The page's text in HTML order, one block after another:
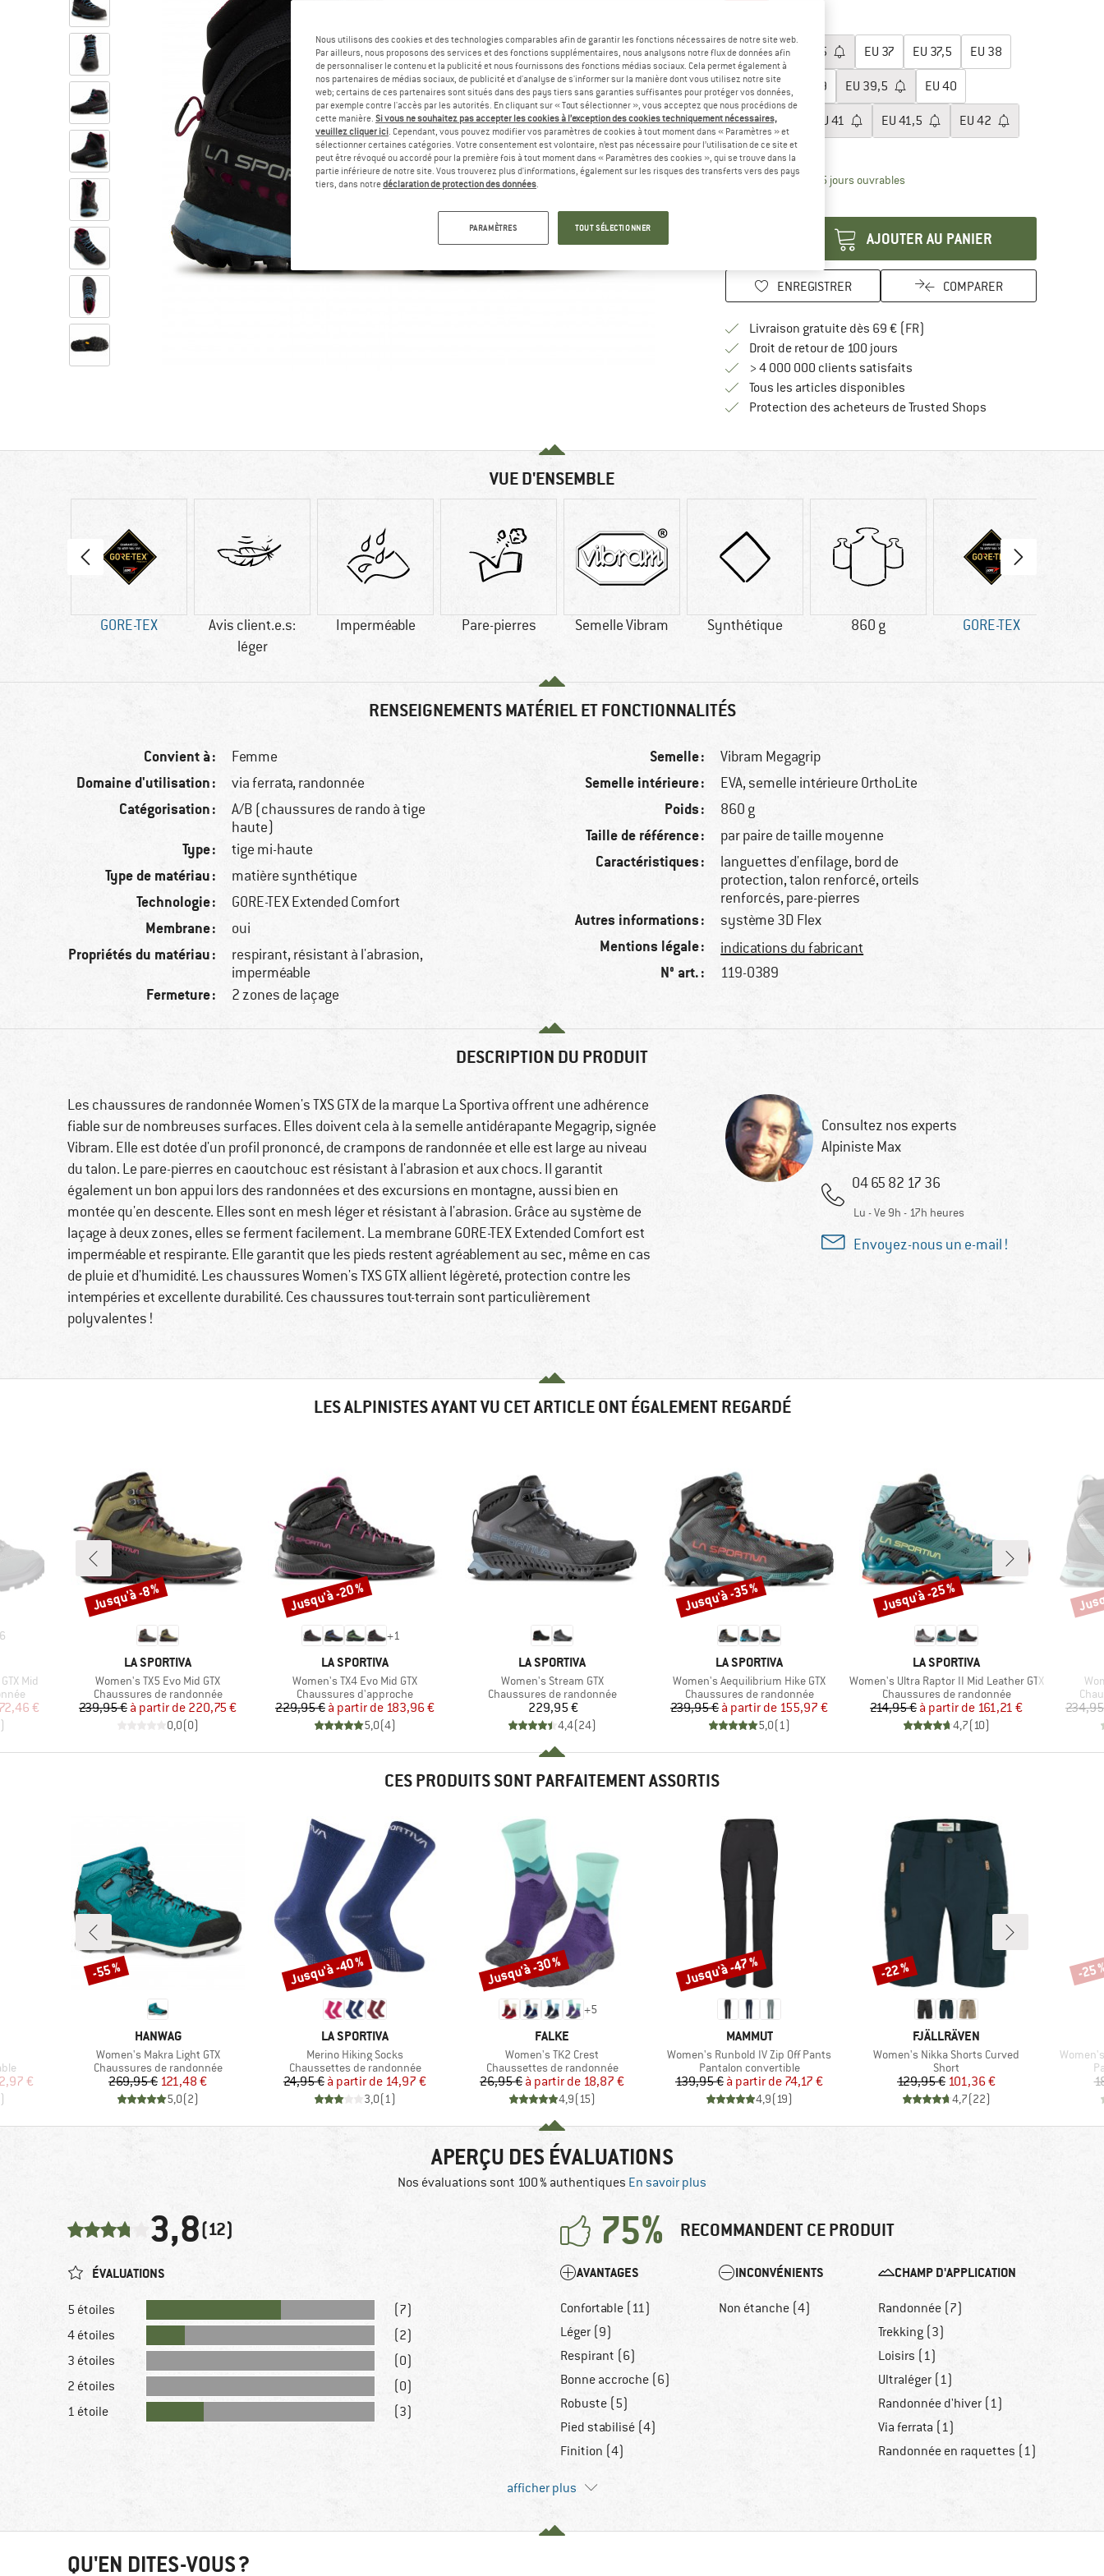
EU36 EU 36,5 EU 37 EU 37,5 EU 38
EU38,5 39 EU 39,5 EU 40
EU40,5 EU 41 EU 41,5 EU 42
Guide des tailles
Délai de livraison: 3-5 jours ouvrablesLe lien s'ouvre dans une boîte
AJOUTER AU PANIER
ENREGISTRER COMPARER
Livraison gratuite dès 69 € (FR)
Droit de retour de 100 joursTrouve les informations de
> 4 000 000 clients satisfaits
Tous les articles disponibles
Protection des acheteurs de Trusted ShopsTrouve toutes les
VUE D'ENSEMBLE
GORE-TEX
Avis client.e.s:
léger
Imperméable Pare-pierres Semelle Vibram Synthétique 860 g GORE-TEX
RENSEIGNEMENTS MATÉRIEL ET FONCTIONNALITÉS
Convient à : Femme
Domaine d'utilisation : via ferrata, randonnée
Catégorisation :
A/B (chaussures de rando à tige
haute)
Type : tige mi-haute
Type de matériau : matière synthétique
Technologie : GORE-TEX Extended Comfort
Membrane : oui
Propriétés du matériau :
respirant, résistant à l'abrasion,
imperméable
Fermeture : 2 zones de laçage
Semelle : Vibram Megagrip
Semelle intérieure : EVA, semelle intérieure OrthoLite
Poids : 860 g
Taille de référence : par paire de taille moyenne
Caractéristiques :
languettes d'enfilage, bord de
protection, talon renforcé, orteils
renforcés, pare-pierres
Autres informations : système 3D Flex
Mentions légale : indications du fabricant
N° art. : 119-0389
DESCRIPTION DU PRODUIT
Les chaussures de randonnée Women's TXS GTX de la marque La Sportiva offrent une adhérence
fiable sur de nombreuses surfaces. Elles doivent cela à la semelle antidérapante Megagrip, signée
Vibram. Elle est dotée d'un profil prononcé, de crampons de randonnée et elle est large au niveau
du talon. Le pare-pierres en caoutchouc est résistant à l'abrasion et aux chocs. Il garantit
également un bon appui lors des randonnées et des excursions en montagne, aussi bien en
montée qu'en descente. Elles sont en mesh léger et résistant à l'abrasion. Grâce au système de
laçage à deux zones, elles se ferment facilement. La membrane GORE-TEX Extended Comfort est
imperméable et respirante. Elle garantit que les pieds restent agréablement au sec, même en cas
de pluie et d'humidité. Les chaussures Women's TXS GTX allient légèreté, protection contre les
intempéries et excellente durabilité. Ces chaussures tout-terrain sont particulièrement
polyvalentes !
Consultez nos experts
Alpiniste Max
04 65 82 17 36
Lu - Ve 9h - 17h heures
Envoyez-nous un e-mail !
LES ALPINISTES AYANT VU CET ARTICLE ONT ÉGALEMENT REGARDÉ
6
Mid
€
)
MARQUE
LA SPORTIVA
Article
Women's TX5 Evo Mid GTX
Product group
Chaussures de randonnée
Prix
239,95 € Prix réduit
à partir de 220,75 €
0,0(0)
Remise
Jusqu'à -8 %
+1
MARQUE
LA SPORTIVA
Article
Women's TX4 Evo Mid GTX
Product group
Chaussures d'approche
Prix
229,95 € Prix réduit
à partir de 183,96 €
5,0(4)
Remise
Jusqu'à -20 %
MARQUE
LA SPORTIVA
Article
Women's Stream GTX
Product group
Chaussures de randonnée
Prix
229,95 €
4,4(24)
MARQUE
LA SPORTIVA
Article
Women's Aequilibrium Hike GTX
Product group
Chaussures de randonnée
Prix
239,95 € Prix réduit
à partir de 155,97 €
5,0(1)
Remise
Jusqu'à -35 %
MARQUE
LA SPORTIVA
Article
Women's Ultra Raptor II Mid Leather GTX
Product group
Chaussures de randonnée
Prix
214,95 € Prix réduit
à partir de 161,21 €
4,7(10)
Remise
Jusqu'à -25 %
CES PRODUITS SONT PARFAITEMENT ASSORTIS
€
)
MARQUE
HANWAG
Article
Women's Makra Light GTX
Product group
Chaussures de randonnée
Prix
269,95 €Prix réduit
121,48 €
5,0(2)
Remise
-55 %
MARQUE
LA SPORTIVA
Article
Merino Hiking Socks
Product group
Chaussettes de randonnée
Prix
24,95 € Prix réduit
à partir de 14,97 €
3,0(1)
Remise
Jusqu'à -40 %
+5
MARQUE
FALKE
Article
Women's TK2 Crest
Product group
Chaussettes de randonnée
Prix
26,95 € Prix réduit
à partir de 18,87 €
4,9(15)
Remise
Jusqu'à -30 %
MARQUE
MAMMUT
Article
Women's Runbold IV Zip Off Pants
Product group
Pantalon convertible
Prix
139,95 € Prix réduit
à partir de 74,17 €
4,9(19)
Remise
Jusqu'à -47 %
MARQUE
FJÄLLRÄVEN
Article
Women's Nikka Shorts Curved
Product group
Short
Prix
129,95 €Prix réduit
101,36 €
4,7(22)
Remise
-22 %
Article
-25
APERÇU DES ÉVALUATIONS
Nos évaluations sont 100 % authentiques En savoir plus
3,8(12) 75% RECOMMANDENT CE PRODUIT
ÉVALUATIONS
5 étoiles
(7)
4 étoiles
(2)
3 étoiles
(0)
2 étoiles
(0)
1 étoile
(3)
AVANTAGES
Confortable (11)
Léger (9)
Respirant (6)
Bonne accroche (6)
Robuste (5)
Pied stabilisé (4)
Finition (4)
INCONVÉNIENTS
Non étanche (4)
CHAMP D'APPLICATION
Randonnée (7)
Trekking (3)
Loisirs (1)
Ultraléger (1)
Randonnée d'hiver (1)
Via ferrata (1)
Randonnée en raquettes (1)
afficher plus
QU'EN DITES-VOUS ?
Nous utilisons des cookies et des technologies comparables afin de garantir les fonctions nécessaires de notre site web.
Par ailleurs, nous proposons des services et des fonctions supplémentaires, nous analysons notre flux de données afin
de personnaliser le contenu et la publicité et nous fournissons des fonctions médias sociaux. Cela permet également à
nos partenaires de médias sociaux, de publicité et d'analyse de s'informer sur la manière dont vous utilisez notre site
web; certains de ces partenaires sont situés dans des pays tiers sans garanties suffisantes pour protéger vos données,
par exemple contre l'accès par les autorités. En cliquant sur « Tout sélectionner », vous acceptez que nous procédions de
cette manière. Si vous ne souhaitez pas accepter les cookies à l’exception des cookies techniquement nécessaires,
veuillez cliquer ici. Cependant, vous pouvez modifier vos paramètres de cookies à tout moment dans « Paramètres » et
sélectionner certaines catégories. Votre consentement est volontaire, n’est pas nécessaire pour l’utilisation de ce site et
peut être révoqué ou accordé pour la première fois à tout moment dans « Paramètres des cookies », qui se trouve dans la
partie inférieure de notre site. Vous trouverez plus d'informations, également sur les risques des transferts vers des pays
tiers, dans notredéclaration de protection des données.
PARAMÈTRES TOUT SÉLECTIONNER